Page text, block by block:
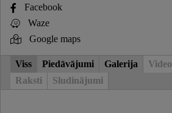
Facebook
Waze
Google maps
Viss Piedāvājumi Galerija Video
Raksti
Sludinājumi